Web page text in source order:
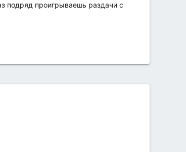
подряд проигрываешь раздачи с